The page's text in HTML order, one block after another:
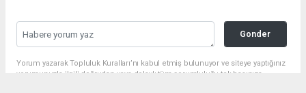
Gonder
Yorum yazarak Topluluk Kuralları’nı kabul etmiş bulunuyor ve siteye yaptığınız
yorumunuzla ilgili doğrudan veya dolaylı tüm sorumluluğu tek başınıza